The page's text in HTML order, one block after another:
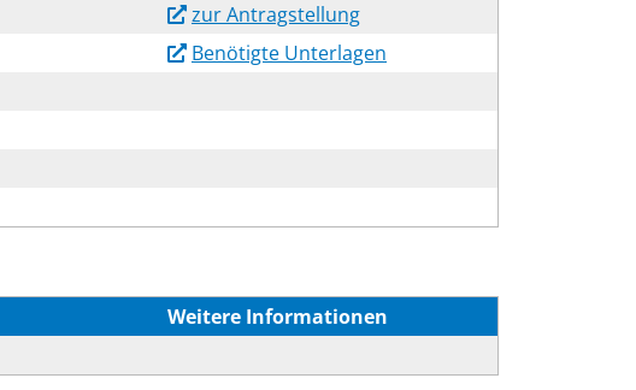
zur Antragstellung
Benötigte Unterlagen
Weitere Informationen